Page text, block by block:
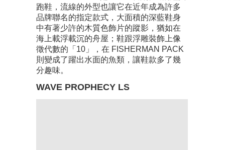
跑鞋，流線的外型也讓它在近年成為許多
品牌聯名的指定款式，大面積的深藍鞋身
中有著少許的木質色飾片的蹤影，猶如在
海上載浮載沉的舟屋；鞋跟浮雕裝飾上像
徵代數的「10」，在 FISHERMAN PACK
則變成了躍出水面的魚類，讓鞋款多了幾
分趣味。
WAVE PROPHECY LS